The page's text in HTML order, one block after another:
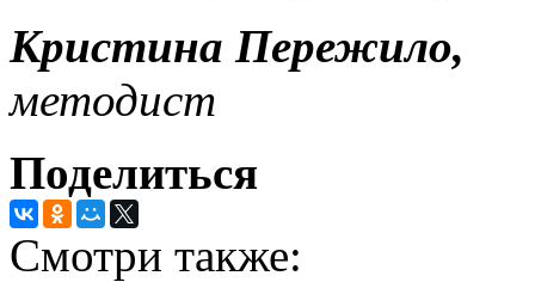
Кристина Пережило,
методист
Поделиться
Смотри также: